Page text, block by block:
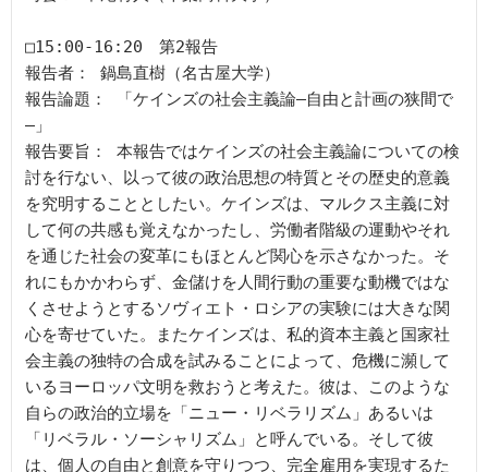
□15:00-16:20　第2報告
報告者： 鍋島直樹（名古屋大学）
報告論題： 「ケインズの社会主義論―自由と計画の狭間で
―」
報告要旨： 本報告ではケインズの社会主義論についての検
討を行ない、以って彼の政治思想の特質とその歴史的意義
を究明することとしたい。ケインズは、マルクス主義に対
して何の共感も覚えなかったし、労働者階級の運動やそれ
を通じた社会の変革にもほとんど関心を示さなかった。そ
れにもかかわらず、金儲けを人間行動の重要な動機ではな
くさせようとするソヴィエト・ロシアの実験には大きな関
心を寄せていた。またケインズは、私的資本主義と国家社
会主義の独特の合成を試みることによって、危機に瀕して
いるヨーロッパ文明を救おうと考えた。彼は、このような
自らの政治的立場を「ニュー・リベラリズム」あるいは
「リベラル・ソーシャリズム」と呼んでいる。そして彼
は、個人の自由と創意を守りつつ、完全雇用を実現するた